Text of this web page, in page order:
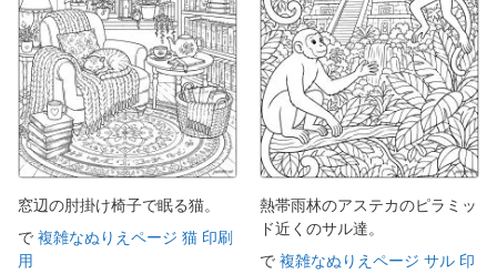
窓辺の肘掛け椅子で眠る猫。
で 複雑なぬりえページ 猫 印刷
用
熱帯雨林のアステカのピラミッ
ド近くのサル達。
で 複雑なぬりえページ サル 印